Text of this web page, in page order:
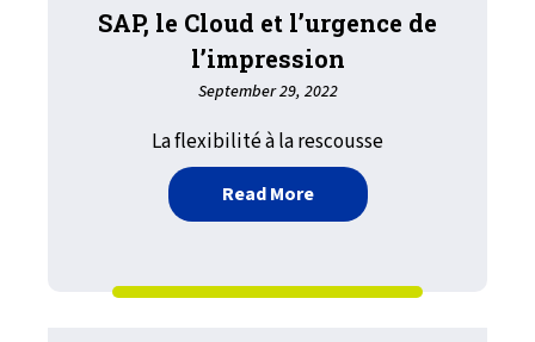
SAP, le Cloud et l’urgence de
l’impression
September 29, 2022
La flexibilité à la rescousse
Read Moreabout SAP, le Cloud et